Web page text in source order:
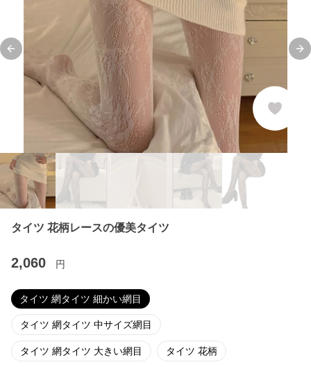
Previous slide
タイツ 花柄レースの優美タイツ
2,060 円
タイツ 網タイツ 細かい網目
タイツ 網タイツ 中サイズ網目
タイツ 網タイツ 大きい網目 タイツ 花柄